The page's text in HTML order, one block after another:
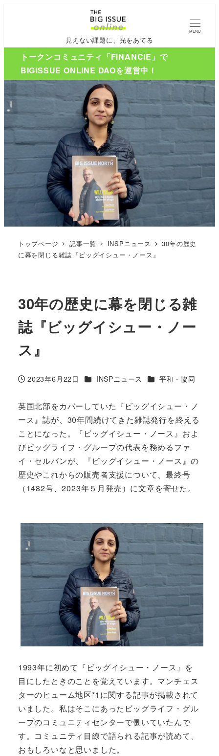
見えない課題に、光をあてる
MENU
トークンコミュニティ「FiNANCiE」で
BIGISSUE ONLINE DAOを運営中！
トップページ 記事一覧 INSPニュース
30年の歴史
に幕を閉じる雑誌『ビッグイシュー・ノース』
30年の歴史に幕を閉じる雑
誌『ビッグイシュー・ノー
ス』
投稿日
2023年6月22日 カテゴリー
INSPニュース カテゴリー
平和・協同
英国北部をカバーしていた『ビッグイシュー・ノ
ース』誌が、30年間続けてきた雑誌発行を終える
ことになった。『ビッグイシュー・ノース』およ
びビッグライフ・グループの代表を務めるファ
イ・セルバンが、『ビッグイシュー・ノース』の
歴史やこれからの販売者支援について、最終号
（1482号、2023年５月発売）に文章を寄せた。
1993年に初めて『ビッグイシュー・ノース』を
目にしたときのことを覚えています。マンチェス
ターのヒューム地区*1に関する記事が掲載されて
いました。私はそこにあったビッグライフ・グル
ープのコミュニティセンターで働いていたんで
す。コミュニティ目線で語られる記事が読めて、
おもしろいなと思いました。